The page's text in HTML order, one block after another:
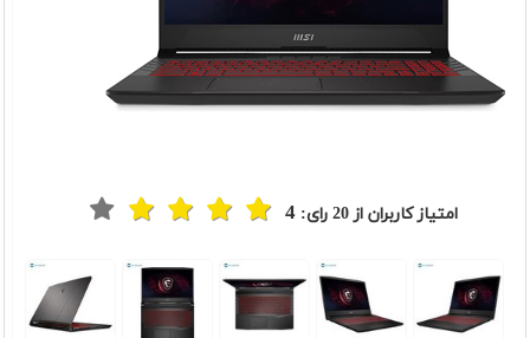
امتیاز کاربران از20 رای: 4